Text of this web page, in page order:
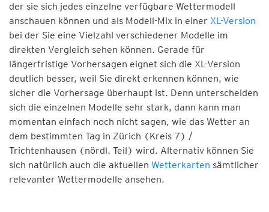
der sie sich jedes einzelne verfügbare Wettermodell
anschauen können und als Modell-Mix in einer XL-Version
bei der Sie eine Vielzahl verschiedener Modelle im
direkten Vergleich sehen können. Gerade für
längerfristige Vorhersagen eignet sich die XL-Version
deutlich besser, weil Sie direkt erkennen können, wie
sicher die Vorhersage überhaupt ist. Denn unterscheiden
sich die einzelnen Modelle sehr stark, dann kann man
momentan einfach noch nicht sagen, wie das Wetter an
dem bestimmten Tag in Zürich (Kreis 7) /
Trichtenhausen (nördl. Teil) wird. Alternativ können Sie
sich natürlich auch die aktuellen Wetterkarten sämtlicher
relevanter Wettermodelle ansehen.